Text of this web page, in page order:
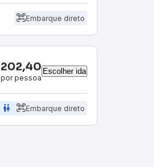
Embarque direto
202,40
por pessoa
Escolher ida
wc Embarque direto